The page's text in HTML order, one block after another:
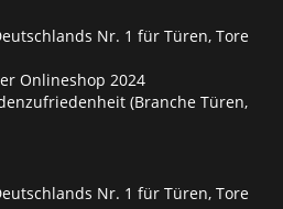
Nr. 1 für Türen, Tore
Onlineshop 2024
(Branche Türen,
Nr. 1 für Türen, Tore